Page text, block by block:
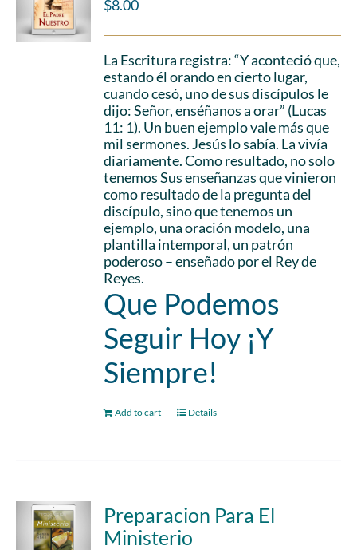
$8.00
La Escritura registra: “Y aconteció que,
estando él orando en cierto lugar,
cuando cesó, uno de sus discípulos le
dijo: Señor, enséñanos a orar” (Lucas
11: 1). Un buen ejemplo vale más que
mil sermones. Jesús lo sabía. La vivía
diariamente. Como resultado, no solo
tenemos Sus enseñanzas que vinieron
como resultado de la pregunta del
discípulo, sino que tenemos un
ejemplo, una oración modelo, una
plantilla intemporal, un patrón
poderoso – enseñado por el Rey de
Reyes.
Que Podemos
Seguir Hoy ¡Y
Siempre!
Add to cart Details
Preparacion Para El
Ministerio